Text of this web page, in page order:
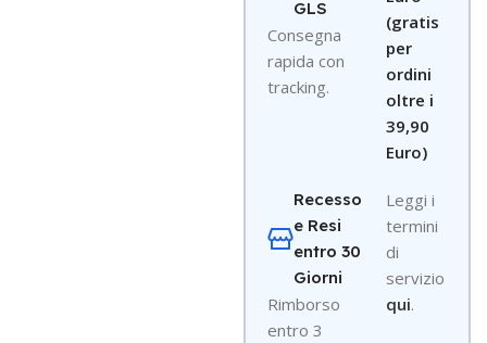
GLS
Consegna
rapida con
tracking.
(gratis
per
ordini
oltre i
39,90
Euro)
Recesso
e Resi
entro 30
Giorni
Rimborso
entro 3
Leggi i
termini
di
servizio
qui.